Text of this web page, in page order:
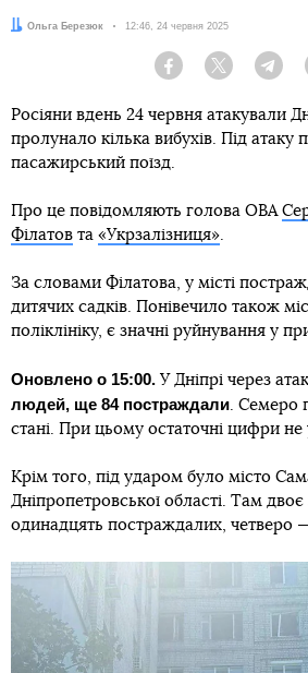
Автор:
Ольга Березюк Дата:
12:46, 24 червня 2025
Facebook Twitter
Росіяни вдень 24 червня атакували
пролунало кілька вибухів. Під атаку
пасажирський поїзд.
Про це повідомляють голова ОВА
Філатов та «Укрзалізниця».
За словами Філатова, у місті
дитячих садків. Понівечило також
поліклініку, є значні руйнування у
Оновлено о 15:00. У Дніпрі через
людей, ще 84 постраждали. Семеро
стані. При цьому остаточні цифри
Крім того, під ударом було місто
Дніпропетровської області. Там двоє
одинадцять постраждалих, четверо